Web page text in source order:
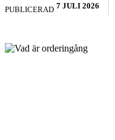
PUBLICERAD 7 JULI 2026